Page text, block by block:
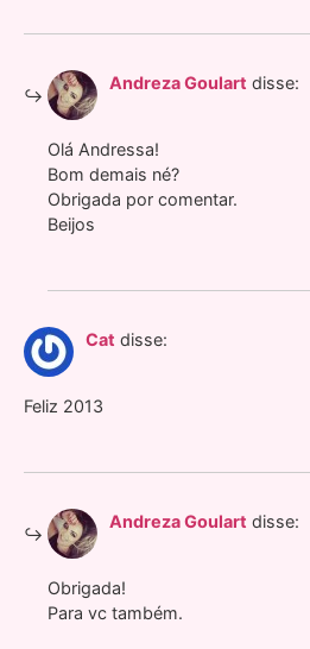
Andreza Goulart disse:
Olá Andressa!
Bom demais né?
Obrigada por comentar.
Beijos
Cat disse:
Feliz 2013
Andreza Goulart disse:
Obrigada!
Para vc também.